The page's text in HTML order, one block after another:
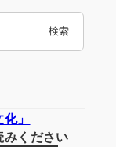
検索
」
みください